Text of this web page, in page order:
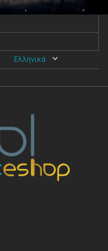
Ελληνικά